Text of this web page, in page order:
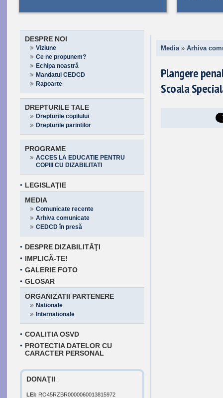
DESPRE NOI
Viziune
Ce ne propunem?
Echipa noastră
Mandatul CEDCD
Rapoarte
DREPTURILE TALE
Drepturile copilului
Drepturile parintilor
PROGRAME
ACCES LA EDUCATIE PENTRU
COPIII CU DIZABILITATI
LEGISLAŢIE
MEDIA
Comunicate recente
Arhiva comunicate
CEDCD în presă
DESPRE DIZABILITĂŢI
IMPLICĂ-TE!
GALERIE FOTO
GLOSAR
ORGANIZATII PARTENERE
Nationale
Internationale
COALITIA OSVD
PROTECTIA DATELOR CU
CARACTER PERSONAL
DONAŢII:
LEI: RO45RZBR0000060013815972
Media» Arhiva
Plangere
Scoala